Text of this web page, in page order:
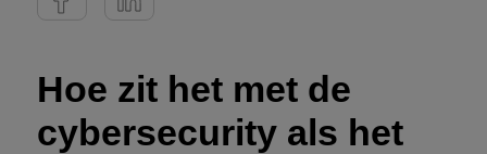
Hoe zit het met de
cybersecurity als het